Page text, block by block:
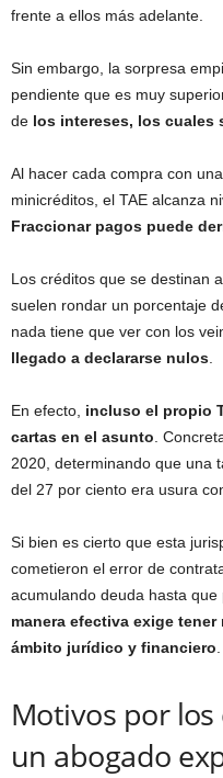
frente a ellos más adelante.
Sin embargo, la sorpresa
pendiente que es muy
de los intereses, los cuales
Al hacer cada compra con
minicréditos, el TAE alcanza
Fraccionar pagos puede
Los créditos que se destinan
suelen rondar un porcentaje
nada tiene que ver con los
llegado a declararse nulos.
En efecto, incluso el propio
cartas en el asunto.
2020, determinando que una
del 27 por ciento era usura
Si bien es cierto que esta
cometieron el error de
acumulando deuda hasta
manera efectiva exige
ámbito jurídico y financiero.
Motivos por
un abogado